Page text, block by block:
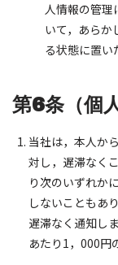
人情報の管理
いて，あらか
る状態に置い
第6条（個
当社は，本人か
対し，遅滞なく
り次のいずれか
しないこともあ
遅滞なく通知し
あたり1，000円